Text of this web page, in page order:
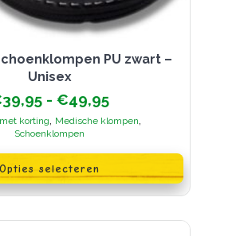
Unisex
39,95 - €49,95Prijsklasse:
tot
korting, Medische klompen,
Schoenklompen
Opties selecteren